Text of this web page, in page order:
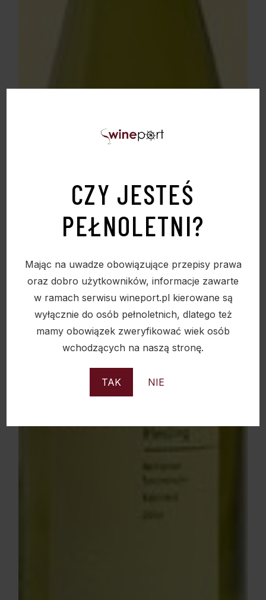
CZY JESTEŚ
PEŁNOLETNI?
Mając na uwadze obowiązujące przepisy prawa
oraz dobro użytkowników, informacje zawarte
w ramach serwisu wineport.pl kierowane są
wyłącznie do osób pełnoletnich, dlatego też
mamy obowiązek zweryfikować wiek osób
wchodzących na naszą stronę.
TAK NIE